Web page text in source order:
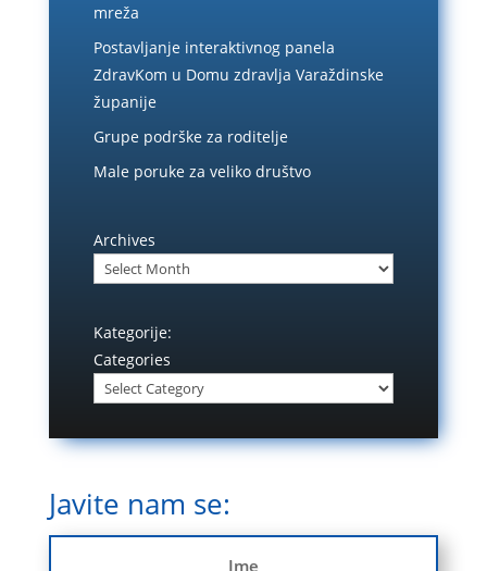
mreža
Postavljanje interaktivnog panela
ZdravKom u Domu zdravlja Varaždinske
županije
Grupe podrške za roditelje
Male poruke za veliko društvo
Archives
Kategorije:
Categories
Javite nam se: